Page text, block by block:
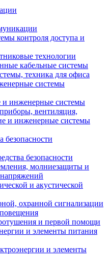
контроля доступа и
технологии
кабельные системы
техника для офиса
системы
и инженерные системы
вентиляция,
и инженерные системы
безопасности
безопасности
молниезащиты и
и акустической
охранной сигнализации
и первой помощи
и элементы питания
и элементы